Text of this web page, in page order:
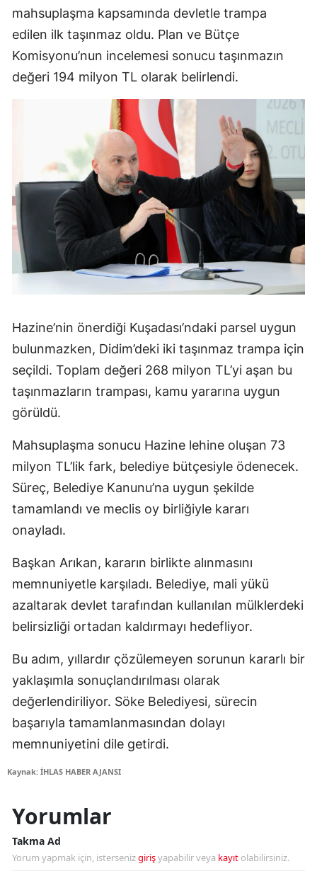
mahsuplaşma kapsamında devletle trampa
edilen ilk taşınmaz oldu. Plan ve Bütçe
Komisyonu’nun incelemesi sonucu taşınmazın
değeri 194 milyon TL olarak belirlendi.
Hazine’nin önerdiği Kuşadası’ndaki parsel uygun
bulunmazken, Didim’deki iki taşınmaz trampa için
seçildi. Toplam değeri 268 milyon TL’yi aşan bu
taşınmazların trampası, kamu yararına uygun
görüldü.
Mahsuplaşma sonucu Hazine lehine oluşan 73
milyon TL’lik fark, belediye bütçesiyle ödenecek.
Süreç, Belediye Kanunu’na uygun şekilde
tamamlandı ve meclis oy birliğiyle kararı
onayladı.
Başkan Arıkan, kararın birlikte alınmasını
memnuniyetle karşıladı. Belediye, mali yükü
azaltarak devlet tarafından kullanılan mülklerdeki
belirsizliği ortadan kaldırmayı hedefliyor.
Bu adım, yıllardır çözülemeyen sorunun kararlı bir
yaklaşımla sonuçlandırılması olarak
değerlendiriliyor. Söke Belediyesi, sürecin
başarıyla tamamlanmasından dolayı
memnuniyetini dile getirdi.
Kaynak: İHLAS HABER AJANSI
Yorumlar
Takma Ad
Yorum yapmak için, istersenizgirişyapabilir veya kayıt olabilirsiniz.